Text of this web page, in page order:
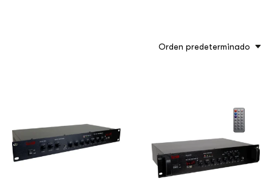
Orden predeterminado